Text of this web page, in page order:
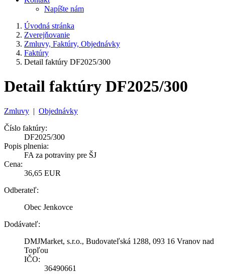
Napíšte nám
Úvodná stránka
Zverejňovanie
Zmluvy, Faktúry, Objednávky
Faktúry
Detail faktúry DF2025/300
Detail faktúry DF2025/300
Zmluvy | Objednávky
Číslo faktúry:
DF2025/300
Popis plnenia:
FA za potraviny pre ŠJ
Cena:
36,65 EUR
Odberateľ:
Obec Jenkovce
Dodávateľ:
DMJMarket, s.r.o., Budovateľská 1288, 093 16 Vranov nad
Topľou
IČO:
36490661